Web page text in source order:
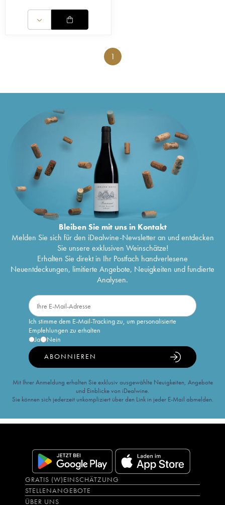
1
Bleiben Sie mit uns in Kontakt
Melden Sie sich für den iDealwine-Newsletter an und entdecken
Sie unsere exklusiven Weinschätze!
Erhalten Sie direkt in Ihr Postfach handverlesene
Neuentdeckungen, limitierte Angebote, Neuigkeiten und fundierte
Analysen.
Ich stimme dem E-Mail-Tracking zu, um personalisierte
Empfehlungen zu erhalten
Ja
Nein
ABONNIEREN
Mit Ihrer Anmeldung erhalten Sie exklusiv ausgewählte Neuigkeiten, Angebote
und Einblicke von iDealwine.
Sie können sich jederzeit unkompliziert über den Link in jeder E-Mail abmelden.
GRATIS (W)EINSCHÄTZUNG
STELLENANGEBOTE
ÜBER UNS